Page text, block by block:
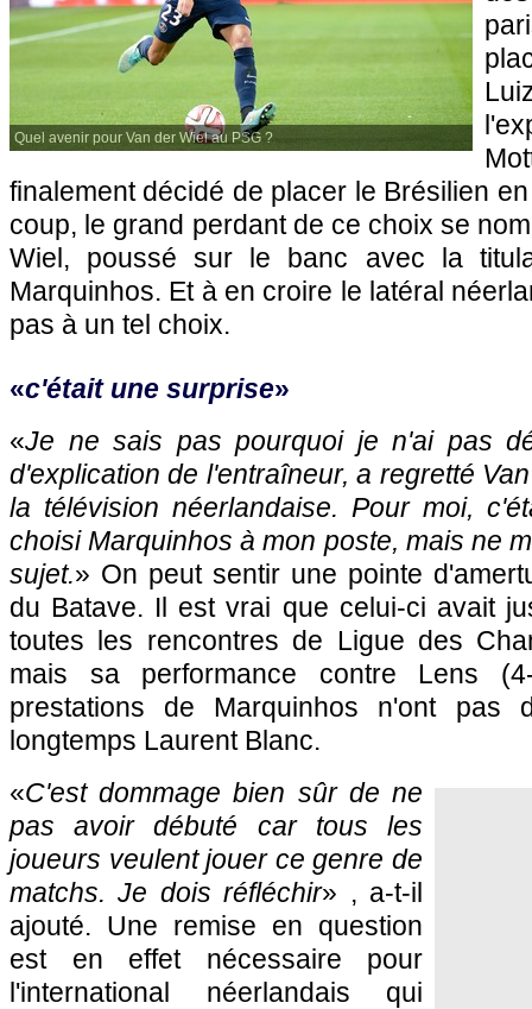
Quel avenir pour Van der Wiel au PSG ?
finalement décidé de placer le Brésilien
coup, le grand perdant de ce choix se
Wiel, poussé sur le banc avec la
Marquinhos. Et à en croire le latéral
pas à un tel choix.
«c'était une surprise»
«Je ne sais pas pourquoi je n'ai pas
d'explication de l'entraîneur, a regretté
la télévision néerlandaise. Pour moi,
choisi Marquinhos à mon poste, mais ne
sujet.» On peut sentir une pointe
du Batave. Il est vrai que celui-ci avait
toutes les rencontres de Ligue des
mais sa performance contre Lens
prestations de Marquinhos n'ont pas
longtemps Laurent Blanc.
«C'est dommage bien sûr de ne
pas avoir débuté car tous les
joueurs veulent jouer ce genre de
matchs. Je dois réfléchir» , a-t-il
ajouté. Une remise en question
est en effet nécessaire pour
l'international néerlandais qui